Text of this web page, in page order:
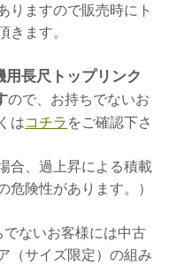
りますので販売時にト
きます。
長尺トップリンク
ので、お持ちでないお
はコチラ をご確認下さ
合、過上昇による積載
危険性があります。）
ないお客様には中古
（サイズ限定）の組み